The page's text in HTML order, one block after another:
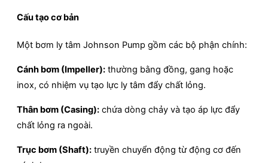
Cấu tạo cơ bản
Một bơm ly tâm Johnson Pump gồm các bộ phận chính:
Cánh bơm (Impeller): thường bằng đồng, gang hoặc
inox, có nhiệm vụ tạo lực ly tâm đẩy chất lỏng.
Thân bơm (Casing): chứa dòng chảy và tạo áp lực đẩy
chất lỏng ra ngoài.
Trục bơm (Shaft): truyền chuyển động từ động cơ đến